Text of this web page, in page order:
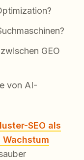
GEO
von AI-
SEO als